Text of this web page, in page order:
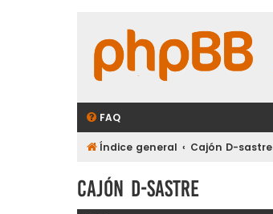
FAQ
Índice general Cajón D-sastre
Cajón D-sastre